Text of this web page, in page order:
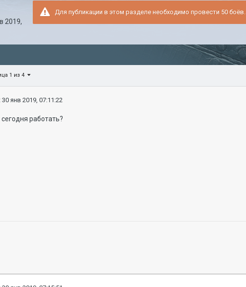
Для публикации в этом разделе необходимо провести 50 боёв.
2019,
1 из 4
30 янв 2019, 07:11:22
работать?